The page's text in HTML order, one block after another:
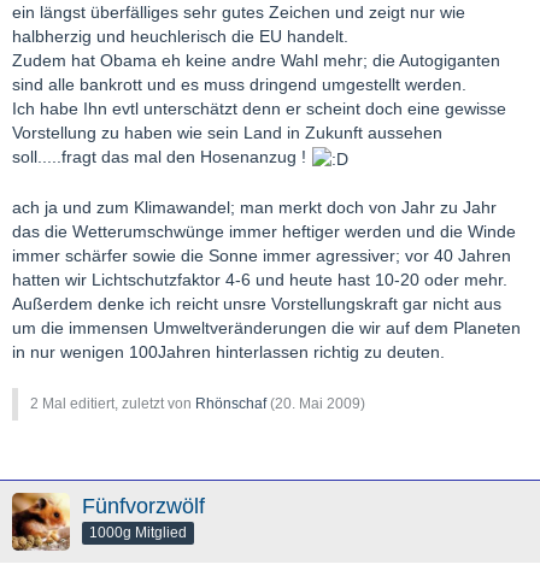
ein längst überfälliges sehr gutes Zeichen und zeigt nur wie
halbherzig und heuchlerisch die EU handelt.
Zudem hat Obama eh keine andre Wahl mehr; die Autogiganten
sind alle bankrott und es muss dringend umgestellt werden.
Ich habe Ihn evtl unterschätzt denn er scheint doch eine gewisse
Vorstellung zu haben wie sein Land in Zukunft aussehen
soll.....fragt das mal den Hosenanzug !
ach ja und zum Klimawandel; man merkt doch von Jahr zu Jahr
das die Wetterumschwünge immer heftiger werden und die Winde
immer schärfer sowie die Sonne immer agressiver; vor 40 Jahren
hatten wir Lichtschutzfaktor 4-6 und heute hast 10-20 oder mehr.
Außerdem denke ich reicht unsre Vorstellungskraft gar nicht aus
um die immensen Umweltveränderungen die wir auf dem Planeten
in nur wenigen 100Jahren hinterlassen richtig zu deuten.
2 Mal editiert, zuletzt von Rhönschaf(20. Mai 2009)
Fünfvorzwölf
1000g Mitglied